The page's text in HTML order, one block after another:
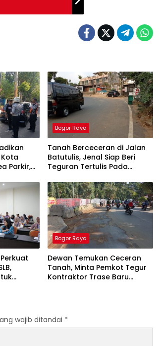
Parkir,
Bogor Raya
Tanah Berceceran di Jalan
Batutulis, Jenal Siap Beri
Teguran Tertulis Pada
Bogor Raya
Dewan Temukan Ceceran
Tanah, Minta Pemkot Tegur
Kontraktor Trase Baru
wajib ditandai *